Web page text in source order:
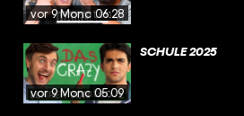
vor 9 Monaten06:28
vor 9 Monaten
05:09
SCHULE 2025